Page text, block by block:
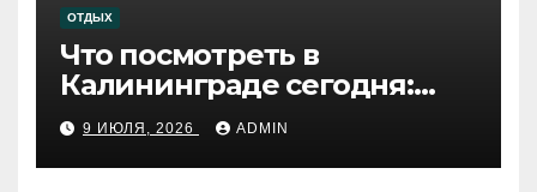
ОТДЫХ
Что посмотреть в
Калининграде сегодня:
путеводитель по самому
западному городу России
9 ИЮЛЯ, 2026 ADMIN